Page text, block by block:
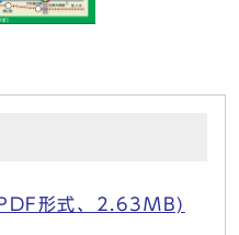
形式、2.63MB)